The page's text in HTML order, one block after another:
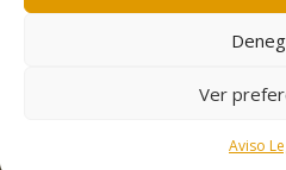
Ver
Aviso
Desarrollo: